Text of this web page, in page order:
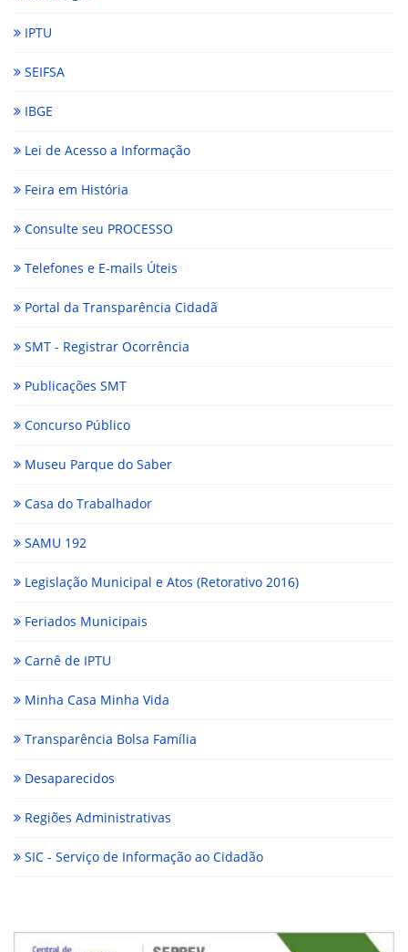
IPTU
SEIFSA
IBGE
Lei de Acesso a Informação
Feira em História
Consulte seu PROCESSO
Telefones e E-mails Úteis
Portal da Transparência Cidadã
SMT - Registrar Ocorrência
Publicações SMT
Concurso Público
Museu Parque do Saber
Casa do Trabalhador
SAMU 192
Legislação Municipal e Atos (Retorativo 2016)
Feriados Municipais
Carnê de IPTU
Minha Casa Minha Vida
Transparência Bolsa Família
Desaparecidos
Regiões Administrativas
SIC - Serviço de Informação ao Cidadão